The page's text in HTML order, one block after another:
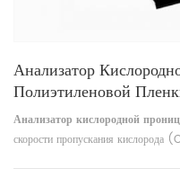
Анализатор
Полиэтиленовой
Анализатор кислородной
скорости пропускания кислорода